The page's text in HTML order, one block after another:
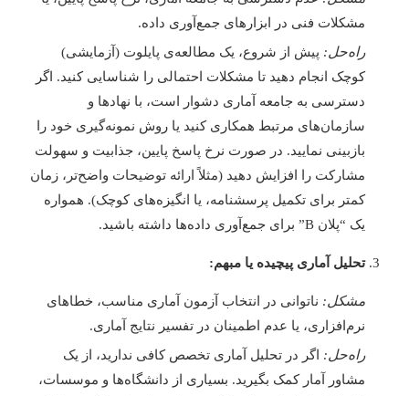
مشکلات فنی در ابزارهای جمع‌آوری داده.
راه‌حل: پیش از شروع، یک مطالعه‌ی پایلوت (آزمایشی)
کوچک انجام دهید تا مشکلات احتمالی را شناسایی کنید. اگر
دسترسی به جامعه آماری دشوار است، با نهادها و
سازمان‌های مرتبط همکاری کنید یا روش نمونه‌گیری خود را
بازبینی نمایید. در صورت نرخ پاسخ پایین، جذابیت و سهولت
مشارکت را افزایش دهید (مثلاً ارائه توضیحات واضح‌تر، زمان
کمتر برای تکمیل پرسشنامه، یا انگیزه‌های کوچک). همواره
یک “پلان B” برای جمع‌آوری داده‌ها داشته باشید.
تحلیل آماری پیچیده یا مبهم:
مشکل: ناتوانی در انتخاب آزمون آماری مناسب، خطاهای
نرم‌افزاری، یا عدم اطمینان در تفسیر نتایج آماری.
راه‌حل: اگر در تحلیل آماری تخصص کافی ندارید، از یک
مشاور آمار کمک بگیرید. بسیاری از دانشگاه‌ها و موسسات،